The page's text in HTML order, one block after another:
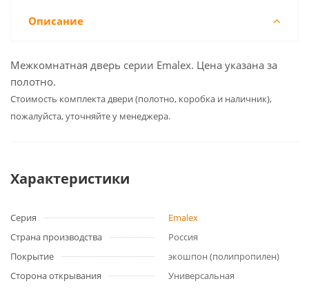
Описание
Межкомнатная дверь серии Emalex. Цена указана за
полотно.
Cтоимость комплекта двери (полотно, коробка и наличник),
пожалуйста, уточняйте у менеджера.
Характеристики
Серия
Emalex
Страна производства
Россия
Покрытие
экошпон (полипропилен)
Сторона открывания
Универсальная